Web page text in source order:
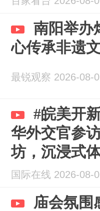
南阳举办
心传承非遗
最锐观察 2026-08-
#皖美开
华外交官参
坊，沉浸式
等传统技艺
国际在线 2026-08-
庙会氛围